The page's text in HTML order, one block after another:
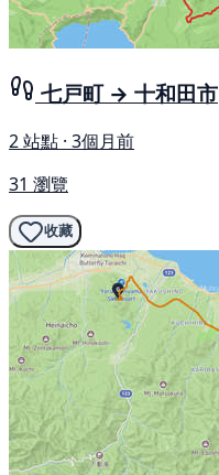
七戸町 → 十和田市
2 站點 · 3個月前
31 瀏覽
收藏